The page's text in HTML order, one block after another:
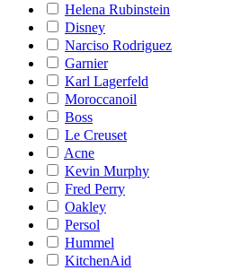
Helena Rubinstein
Disney
Narciso Rodriguez
Garnier
Karl Lagerfeld
Moroccanoil
Boss
Le Creuset
Acne
Kevin Murphy
Fred Perry
Oakley
Persol
Hummel
KitchenAid